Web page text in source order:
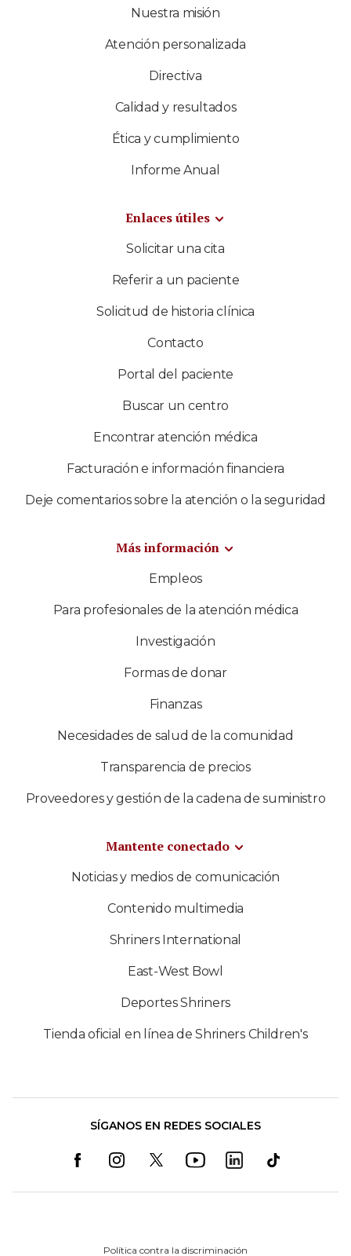
Nuestra misión
Atención personalizada
Directiva
Calidad y resultados
Ética y cumplimiento
Informe Anual
Enlaces útiles
Solicitar una cita
Referir a un paciente
Solicitud de historia clínica
Contacto
Portal del paciente
Buscar un centro
Encontrar atención médica
Facturación e información financiera
Deje comentarios sobre la atención o la seguridad
Más información
Empleos
Para profesionales de la atención médica
Investigación
Formas de donar
Finanzas
Necesidades de salud de la comunidad
Transparencia de precios
Proveedores y gestión de la cadena de suministro
Mantente conectado
Noticias y medios de comunicación
Contenido multimedia
Shriners International
East-West Bowl
Deportes Shriners
Tienda oficial en línea de Shriners Children's
SÍGANOS EN REDES SOCIALES
Política contra la discriminación